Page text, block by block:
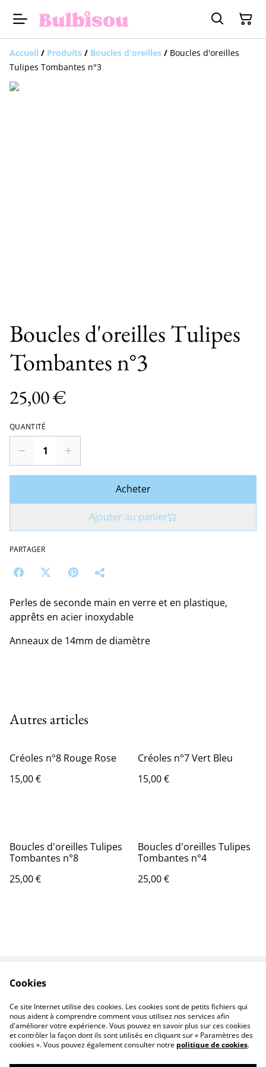
Accueil / Produits / Boucles d'oreilles / Boucles d'oreilles
Tulipes Tombantes n°3
Boucles d'oreilles Tulipes
Tombantes n°3
25,00 €
QUANTITÉ
Acheter
Ajouter au panier
PARTAGER
Perles de seconde main en verre et en plastique,
apprêts en acier inoxydable
Anneaux de 14mm de diamètre
Autres articles
Créoles n°8 Rouge Rose
15,00 €
Créoles n°7 Vert Bleu
15,00 €
Boucles d'oreilles Tulipes
Tombantes n°8
25,00 €
Boucles d'oreilles Tulipes
Tombantes n°4
25,00 €
Politique de
confidentialité
Politique de cookies
Cookies
Ce site Internet utilise des cookies. Les cookies sont de petits fichiers qui
nous aident à comprendre comment vous utilisez nos services afin
d'améliorer votre expérience. Vous pouvez en savoir plus sur ces cookies
et contrôler la façon dont ils sont utilisés en cliquant sur « Paramètres des
cookies ». Vous pouvez également consulter notre politique de cookies.